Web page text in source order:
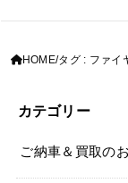
HOME タグ : ファイ
カテゴリー
ご納車＆買取の